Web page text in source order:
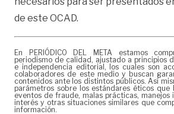
de este OCAD.
En PERIÓDICO DEL META estamos
periodismo de calidad, ajustado a principios
e independencia editorial, los cuales son
colaboradores de este medio y buscan
contenidos ante los distintos públicos. Así
parámetros sobre los estándares éticos que
eventos de fraude, malas prácticas,
interés y otras situaciones similares que
información.